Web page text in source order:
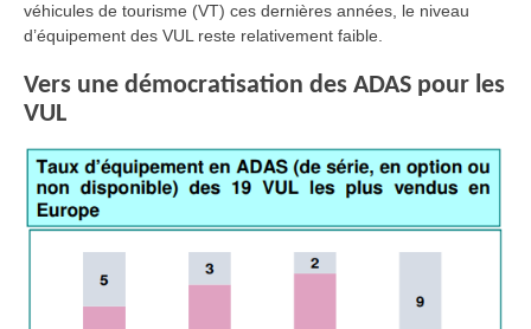
véhicules de tourisme (VT) ces dernières années, le niveau
d’équipement des VUL reste relativement faible.
Vers une démocratisation des ADAS pour les
VUL